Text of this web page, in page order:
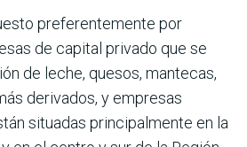
preferentemente por
de capital privado que se
de leche, quesos, mantecas,
derivados, y empresas
situadas principalmente en la